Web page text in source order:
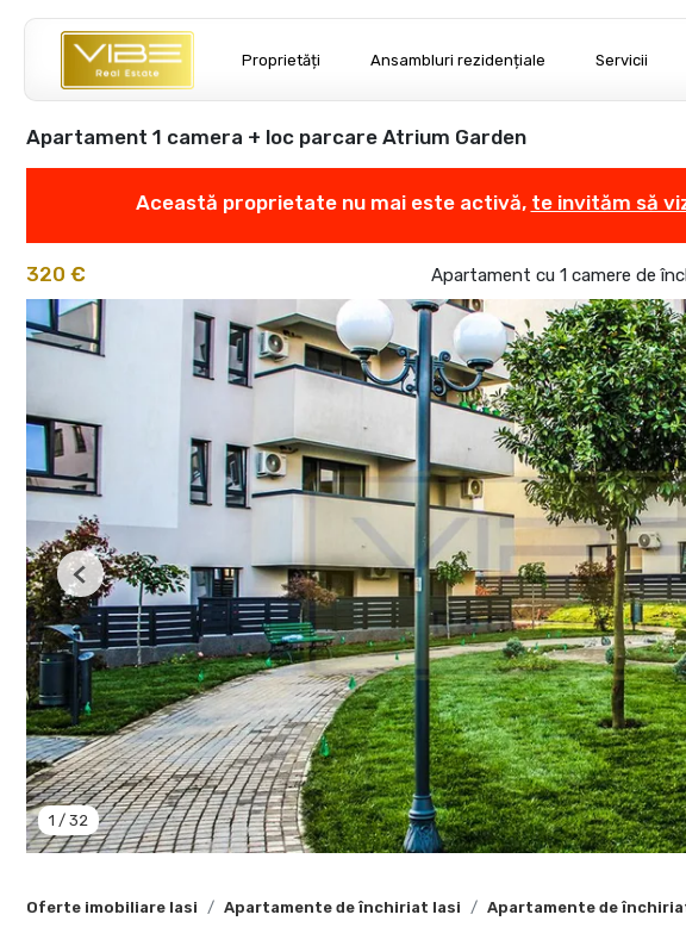
Proprietăți Ansambluri rezidențiale Servicii
Apartament 1 camera + loc parcare Atrium Garden
Această proprietate nu mai este activă, te invităm să
320 € Apartament cu 1 camere de
1 / 32
Previous
Oferte imobiliare Iasi Apartamente de închiriat Iasi Apartamente de